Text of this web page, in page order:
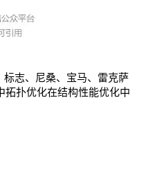
志、尼桑、宝马、雷克萨
拓扑优化在结构性能优化中